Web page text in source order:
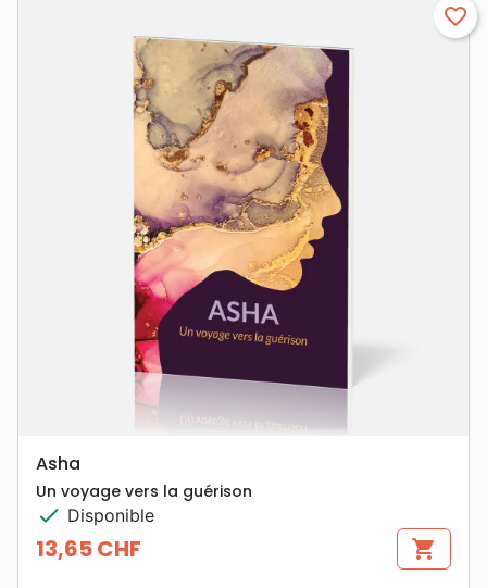
favorite_border
Asha
Un voyage vers la guérison
check Disponible
Prix
13,65 CHF shopping_cart